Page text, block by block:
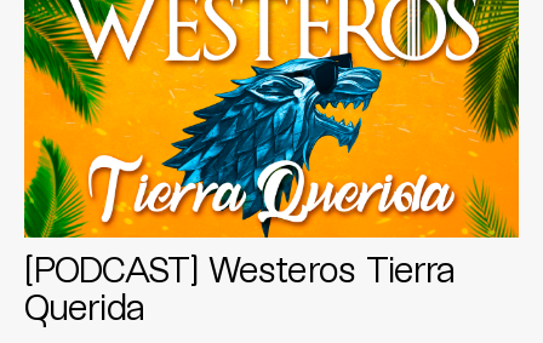
[PODCAST] Westeros Tierra
Querida